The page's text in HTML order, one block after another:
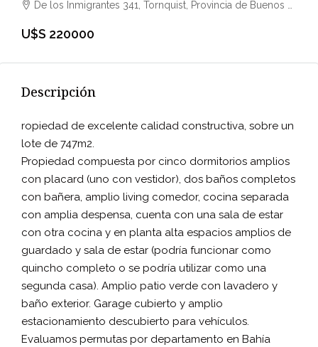
De los Inmigrantes 341, Tornquist, Provincia de Buenos Aires, Argentina
U$S 220000
Descripción
ropiedad de excelente calidad constructiva, sobre un
lote de 747m2.
Propiedad compuesta por cinco dormitorios amplios
con placard (uno con vestidor), dos baños completos
con bañera, amplio living comedor, cocina separada
con amplia despensa, cuenta con una sala de estar
con otra cocina y en planta alta espacios amplios de
guardado y sala de estar (podría funcionar como
quincho completo o se podría utilizar como una
segunda casa). Amplio patio verde con lavadero y
baño exterior. Garage cubierto y amplio
estacionamiento descubierto para vehículos.
Evaluamos permutas por departamento en Bahía